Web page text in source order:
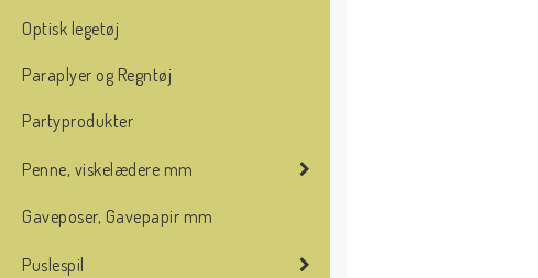
Optisk legetøj
Paraplyer og Regntøj
Partyprodukter
Penne, viskelædere mm
Gaveposer, Gavepapir mm
Puslespil